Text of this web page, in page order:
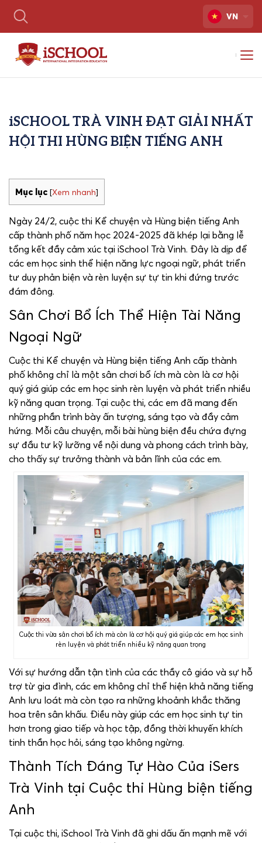
VN
iSCHOOL TRÀ VINH ĐẠT GIẢI NHẤT
HỘI THI HÙNG BIỆN TIẾNG ANH
Mục lục [Xem nhanh]
Ngày 24/2, cuộc thi Kể chuyện và Hùng biện tiếng Anh
cấp thành phố năm học 2024-2025 đã khép lại bằng lễ
tổng kết đầy cảm xúc tại iSchool Trà Vinh. Đây là dịp để
các em học sinh thể hiện năng lực ngoại ngữ, phát triển
tư duy phản biện và rèn luyện sự tự tin khi đứng trước
đám đông.
Sân Chơi Bổ Ích Thể Hiện Tài Năng
Ngoại Ngữ
Cuộc thi Kể chuyện và Hùng biện tiếng Anh cấp thành
phố không chỉ là một sân chơi bổ ích mà còn là cơ hội
quý giá giúp các em học sinh rèn luyện và phát triển nhiều
kỹ năng quan trọng. Tại cuộc thi, các em đã mang đến
những phần trình bày ấn tượng, sáng tạo và đầy cảm
hứng. Mỗi câu chuyện, mỗi bài hùng biện đều chứa đựng
sự đầu tư kỹ lưỡng về nội dung và phong cách trình bày,
cho thấy sự trưởng thành và bản lĩnh của các em.
Cuộc thi vừa sân chơi bổ ích mà còn là cơ hội quý giá giúp các em học sinh
rèn luyện và phát triển nhiều kỹ năng quan trọng
Với sự hướng dẫn tận tình của các thầy cô giáo và sự hỗ
trợ từ gia đình, các em không chỉ thể hiện khả năng tiếng
Anh lưu loát mà còn tạo ra những khoảnh khắc thăng
hoa trên sân khấu. Điều này giúp các em học sinh tự tin
hơn trong giao tiếp và học tập, đồng thời khuyến khích
tinh thần học hỏi, sáng tạo không ngừng.
Thành Tích Đáng Tự Hào Của iSers
Trà Vinh tại Cuộc thi Hùng biện tiếng
Anh
Tại cuộc thi, iSchool Trà Vinh đã ghi dấu ấn mạnh mẽ với